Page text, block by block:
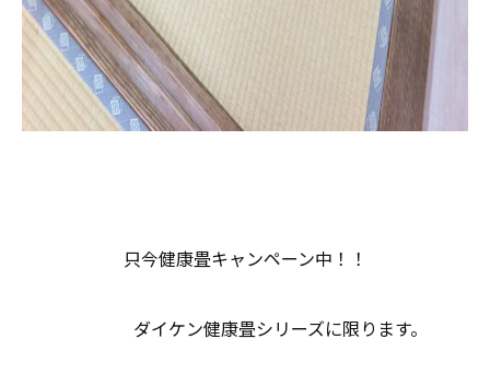
只今健康畳キャンペーン中！！
ダイケン健康畳シリーズに限ります。